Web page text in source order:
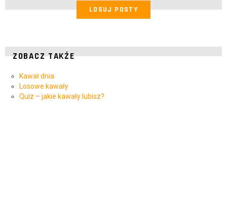
LOSUJ POSTY
ZOBACZ TAKŻE
Kawał dnia
Losowe kawały
Quiz – jakie kawały lubisz?